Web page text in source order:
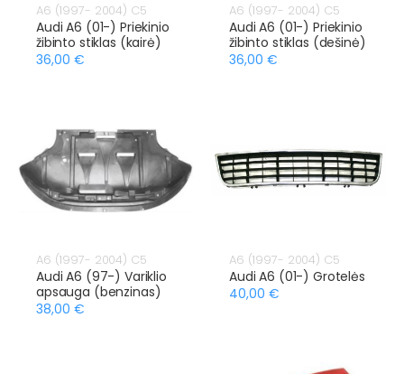
A6 (1997- 2004) C5
Audi A6 (01-) Priekinio
žibinto stiklas (kairė)
36,00 €
A6 (1997- 2004) C5
Audi A6 (01-) Priekinio
žibinto stiklas (dešinė)
36,00 €
A6 (1997- 2004) C5
Audi A6 (97-) Variklio
apsauga (benzinas)
38,00 €
A6 (1997- 2004) C5
Audi A6 (01-) Grotelės
40,00 €